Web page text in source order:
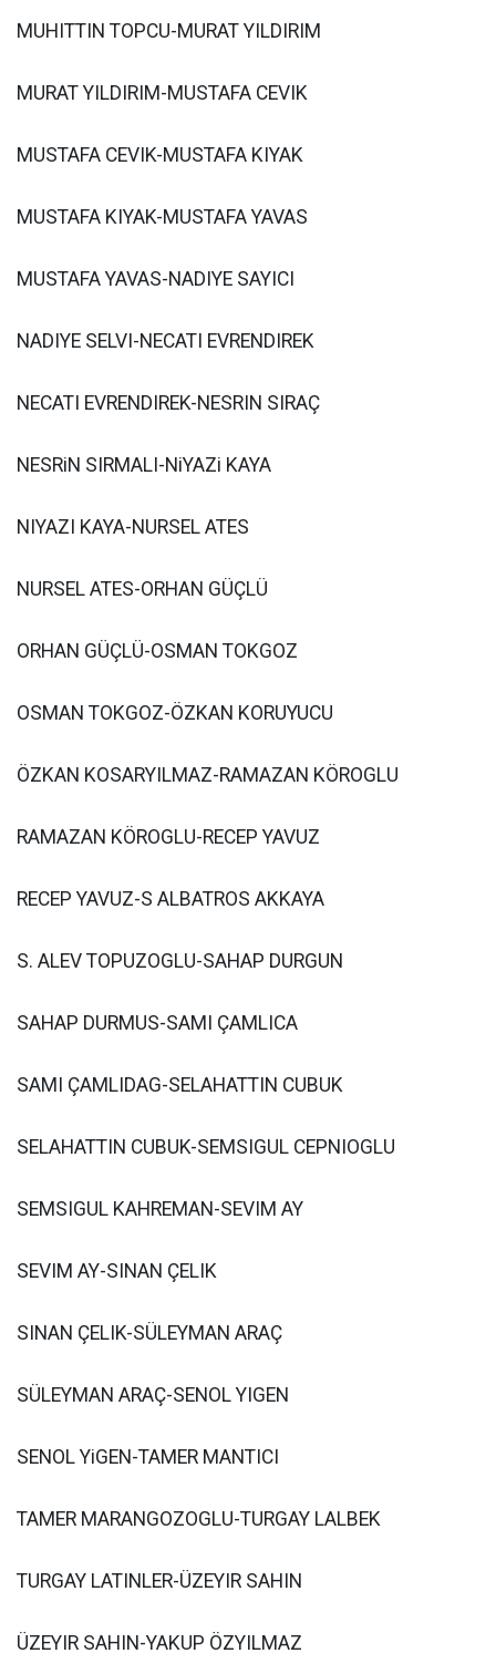
MUHITTIN TOPCU-MURAT YILDIRIM
MURAT YILDIRIM-MUSTAFA CEVIK
MUSTAFA CEVIK-MUSTAFA KIYAK
MUSTAFA KIYAK-MUSTAFA YAVAS
MUSTAFA YAVAS-NADIYE SAYICI
NADIYE SELVI-NECATI EVRENDIREK
NECATI EVRENDIREK-NESRIN SIRAÇ
NESRiN SIRMALI-NiYAZi KAYA
NIYAZI KAYA-NURSEL ATES
NURSEL ATES-ORHAN GÜÇLÜ
ORHAN GÜÇLÜ-OSMAN TOKGOZ
OSMAN TOKGOZ-ÖZKAN KORUYUCU
ÖZKAN KOSARYILMAZ-RAMAZAN KÖROGLU
RAMAZAN KÖROGLU-RECEP YAVUZ
RECEP YAVUZ-S ALBATROS AKKAYA
S. ALEV TOPUZOGLU-SAHAP DURGUN
SAHAP DURMUS-SAMI ÇAMLICA
SAMI ÇAMLIDAG-SELAHATTIN CUBUK
SELAHATTIN CUBUK-SEMSIGUL CEPNIOGLU
SEMSIGUL KAHREMAN-SEVIM AY
SEVIM AY-SINAN ÇELIK
SINAN ÇELIK-SÜLEYMAN ARAÇ
SÜLEYMAN ARAÇ-SENOL YIGEN
SENOL YiGEN-TAMER MANTICI
TAMER MARANGOZOGLU-TURGAY LALBEK
TURGAY LATINLER-ÜZEYIR SAHIN
ÜZEYIR SAHIN-YAKUP ÖZYILMAZ